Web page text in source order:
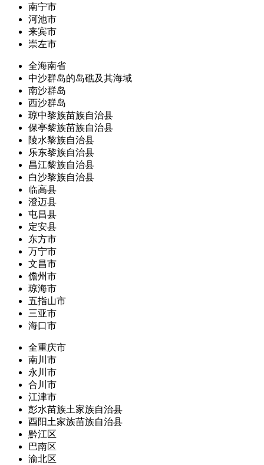
南宁市
河池市
来宾市
崇左市
全海南省
中沙群岛的岛礁及其海域
南沙群岛
西沙群岛
琼中黎族苗族自治县
保亭黎族苗族自治县
陵水黎族自治县
乐东黎族自治县
昌江黎族自治县
白沙黎族自治县
临高县
澄迈县
屯昌县
定安县
东方市
万宁市
文昌市
儋州市
琼海市
五指山市
三亚市
海口市
全重庆市
南川市
永川市
合川市
江津市
彭水苗族土家族自治县
酉阳土家族苗族自治县
黔江区
巴南区
渝北区